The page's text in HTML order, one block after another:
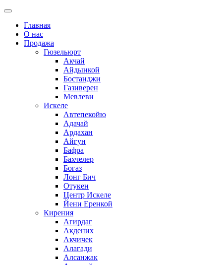
Главная
О нас
Продажа
Гюзельюрт
Акчай
Айдынкой
Бостанджи
Газиверен
Мевлеви
Искеле
Автепекойю
Адачай
Ардахан
Айгун
Бафра
Бахчелер
Богаз
Лонг Бич
Отукен
Центр Искеле
Йени Еренкой
Кирения
Агирдаг
Акдених
Акчичек
Алагади
Алсанжак